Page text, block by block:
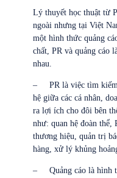
Lý thuyết học thuật từ
ngoài nhưng tại Việt
một hình thức quảng
chất, PR và quảng cáo
nhau.
– PR là việc tìm kiếm,
hệ giữa các cá nhân,
ra lợi ích cho đôi bên
như: quan hệ đoàn thể,
thương hiệu, quản trị
hàng, xử lý khủng
– Quảng cáo là hình